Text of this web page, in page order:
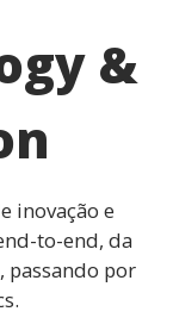
&
inovação e
to-end, da
passando por